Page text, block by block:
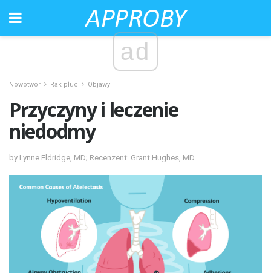
ad
Nowotwór Rak płuc Objawy
Przyczyny i leczenie
niedodmy
by Lynne Eldridge, MD; Recenzent: Grant Hughes, MD